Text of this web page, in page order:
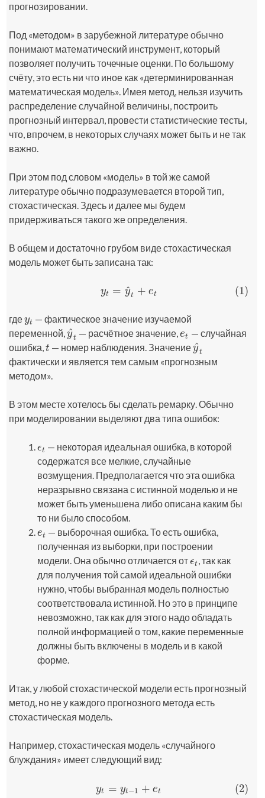
прогнозировании.
Под «методом» в зарубежной литературе обычно
понимают математический инструмент, который
позволяет получить точечные оценки. По большому
счёту, это есть ни что иное как «детерминированная
математическая модель». Имея метод, нельзя изучить
распределение случайной величины, построить
прогнозный интервал, провести статистические тесты,
что, впрочем, в некоторых случаях может быть и не так
важно.
При этом под словом «модель» в той же самой
литературе обычно подразумевается второй тип,
стохастическая. Здесь и далее мы будем
придерживаться такого же определения.
В общем и достаточно грубом виде стохастическая
модель может быть записана так:
yt = y
^t + et (1)
(1)yt =y^ t+ et
гдеyt
yt — фактическое значение изучаемой
переменной,y
^t
y^ t— расчётное значение,et
et — случайная
ошибка,t
t — номер наблюдения. Значениеy
^t
y^
фактически и является тем самым «прогнозным
методом».
В этом месте хотелось бы сделать ремарку. Обычно
при моделировании выделяют два типа ошибок:
ϵt
ϵt — некоторая идеальная ошибка, в которой
содержатся все мелкие, случайные
возмущения. Предполагается что эта ошибка
неразрывно связана с истинной моделью и не
может быть уменьшена либо описана каким бы
то ни было способом.
et
et — выборочная ошибка. То есть ошибка,
полученная из выборки, при построении
модели. Она обычно отличается отϵt
ϵt, так как
для получения той самой идеальной ошибки
нужно, чтобы выбранная модель полностью
соответствовала истинной. Но это в принципе
невозможно, так как для этого надо обладать
полной информацией о том, какие переменные
должны быть включены в модель и в какой
форме.
Итак, у любой стохастической модели есть прогнозный
метод, но не у каждого прогнозного метода есть
стохастическая модель.
Например, стохастическая модель «случайного
блуждания» имеет следующий вид:
yt = yt−1 + et (2)
(2)yt =yt− 1+et